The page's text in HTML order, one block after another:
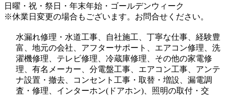
日曜・祝・祭日・年末年始・ゴールデンウィーク
※休業日変更の場合もございます。お問合せください。
水漏れ修理・水道工事、自社施工、丁寧な仕事、経験豊
富、地元の会社、アフターサポート、エアコン修理、洗
濯機修理、テレビ修理、冷蔵庫修理、その他の家電修
理、有名メーカー、分電盤工事、エアコン工事、アンテ
ナ設置・撤去、コンセント工事・取替・増設、漏電調
査・修理、インターホン(ドアホン)、照明の取付・交